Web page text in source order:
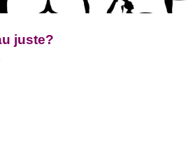
juste?